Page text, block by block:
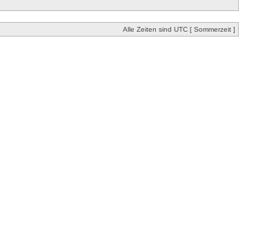
Alle Zeiten sind UTC [ Sommerzeit ]